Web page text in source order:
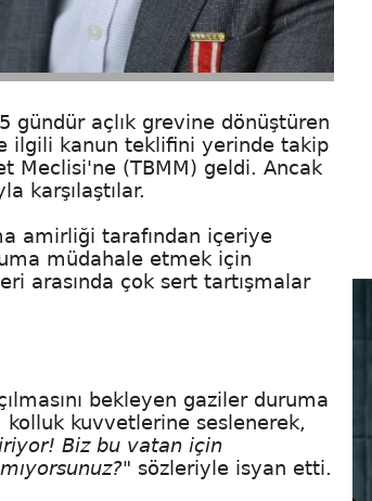
gündür açlık grevine dönüştüren
ilgili kanun teklifini yerinde takip
Meclisi'ne (TBMM) geldi. Ancak
karşılaştılar.
amirliği tarafından içeriye
müdahale etmek için
arasında çok sert tartışmalar
bekleyen gaziler duruma
kuvvetlerine seslenerek,
Biz bu vatan için
sözleriyle isyan etti.